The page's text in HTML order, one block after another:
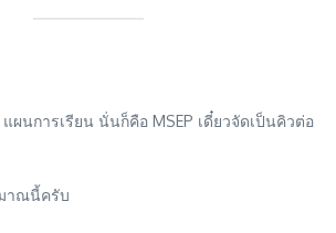
ผนการเรียน นั่นก็คือ MSEP เดี๋ยวจัดเป็นคิวต่อ
าณนี้ครับ